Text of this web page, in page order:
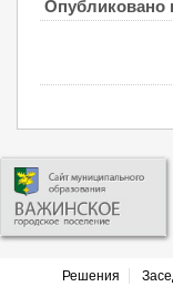
Опубликовано
Решения